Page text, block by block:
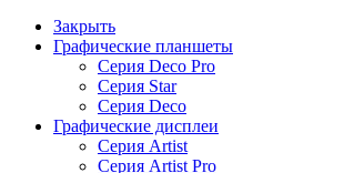
Закрыть
Графические планшеты
Серия Deco Pro
Серия Star
Серия Deco
Графические дисплеи
Серия Artist
Серия Artist Pro